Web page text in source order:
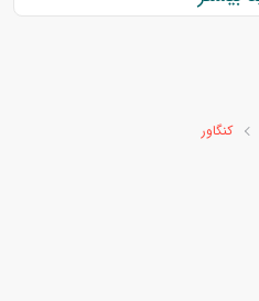
کنگاور